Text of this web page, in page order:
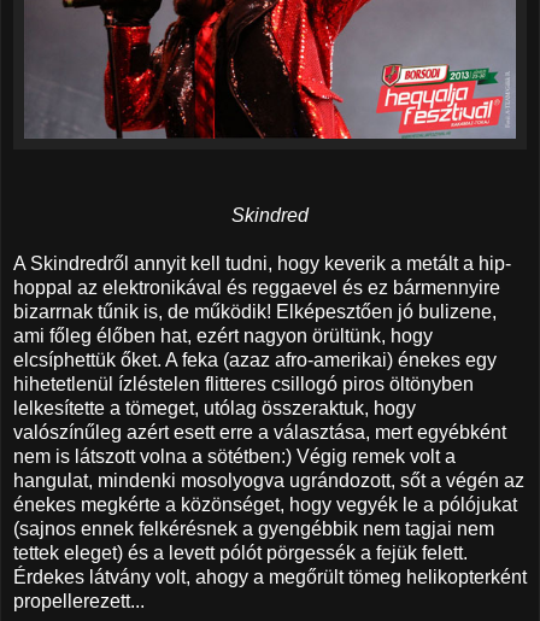
Skindred
A Skindredről annyit kell tudni, hogy keverik a metált a hip-
hoppal az elektronikával és reggaevel és ez bármennyire
bizarrnak tűnik is, de működik! Elképesztően jó bulizene,
ami főleg élőben hat, ezért nagyon örültünk, hogy
elcsíphettük őket. A feka (azaz afro-amerikai) énekes egy
hihetetlenül ízléstelen flitteres csillogó piros öltönyben
lelkesítette a tömeget, utólag összeraktuk, hogy
valószínűleg azért esett erre a választása, mert egyébként
nem is látszott volna a sötétben:) Végig remek volt a
hangulat, mindenki mosolyogva ugrándozott, sőt a végén az
énekes megkérte a közönséget, hogy vegyék le a pólójukat
(sajnos ennek felkérésnek a gyengébbik nem tagjai nem
tettek eleget) és a levett pólót pörgessék a fejük felett.
Érdekes látvány volt, ahogy a megőrült tömeg helikopterként
propellerezett...